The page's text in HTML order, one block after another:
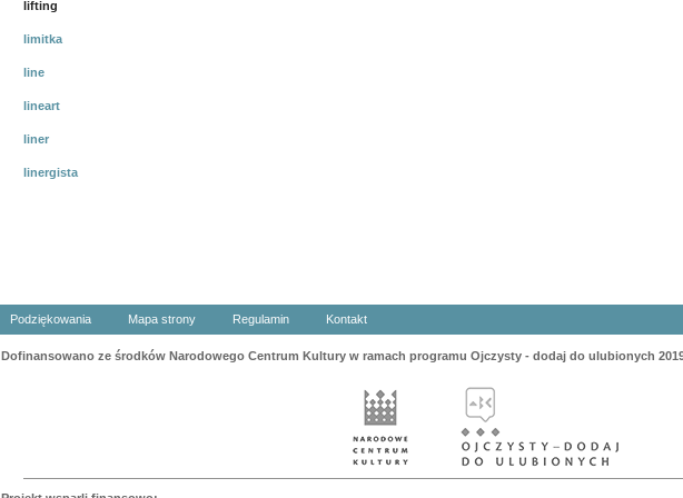
lifting
limitka
line
lineart
liner
linergista
Podziękowania Mapa strony Regulamin Kontakt
Dofinansowano ze środków Narodowego Centrum Kultury w ramach programu Ojczysty - dodaj do ulubionych